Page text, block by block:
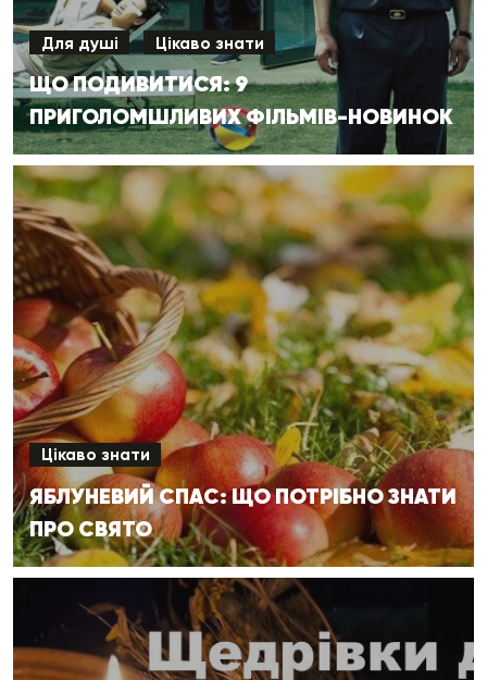
Для душі Цікаво знати
ЩО ПОДИВИТИСЯ: 9
ПРИГОЛОМШЛИВИХ ФІЛЬМІВ-НОВИНОК
Цікаво знати
ЯБЛУНЕВИЙ СПАС: ЩО ПОТРІБНО ЗНАТИ
ПРО СВЯТО